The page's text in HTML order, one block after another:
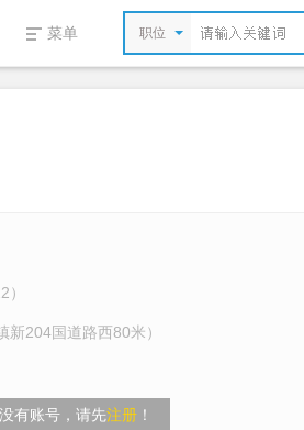
菜单 职位
新204国道路西80米）
有账号，请先注册 ！